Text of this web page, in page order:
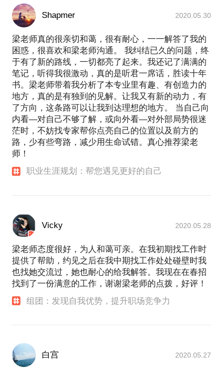
Shapmer 2020.05.30
梁老师真的很亲切和蔼，很有耐心，一一解答了我的
困惑，很喜欢和梁老师沟通。 我纠结已久的问题，终
于有了新的路线，一切都亮了起来。我还记了满满的
笔记，听得我很激动，真的是听君一席话，胜读十年
书。梁老师带着我分析了本专业里有趣、有创造力的
地方，真的是有独到的见解。让我又有新的动力，有
了方向，这条路可以让我到达理想的地方。 当自己向
内看—对自己不够了解，或向外看—对外部局势很迷
茫时，不妨找专家帮你点亮自己的位置以及前方的
路，少有些弯路，减少用生命试错。真心推荐梁老
师！
职业生涯规划：帮您遇见更好的自己
Vicky 2020.05.28
梁老师态度很好，为人和蔼可亲。在我初期找工作时
提供了帮助，约见之后在我中期找工作处处碰壁时我
也找她交流过，她也耐心的给我解答。我现在在春招
找到了一份满意的工作，谢谢梁老师的点拨，好评！
组团：发现自我优势，提升职场竞争力
白宫 2020.05.27